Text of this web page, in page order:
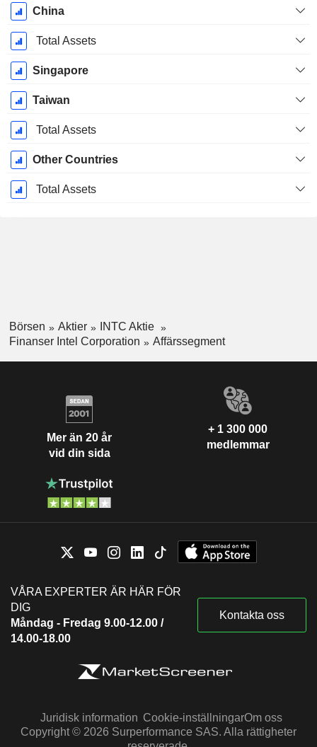
China
Total Assets
Singapore
Taiwan
Total Assets
Other Countries
Total Assets
Börsen Aktier
INTC Aktie
Finanser Intel Corporation
Affärssegment
Mer än 20 år
vid din sida
+ 1 300 000
medlemmar
VÅRA EXPERTER ÄR HÄR FÖR
DIG
Måndag - Fredag 9.00-12.00 /
14.00-18.00
Kontakta oss
Juridisk information Cookie-inställningarOm oss
Copyright © 2026 Surperformance SAS. Alla rättigheter